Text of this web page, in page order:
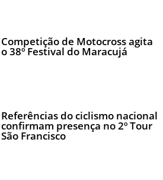
Competição de Motocross agita
o 38º Festival do Maracujá
Referências do ciclismo nacional
confirmam presença no 2º Tour
São Francisco